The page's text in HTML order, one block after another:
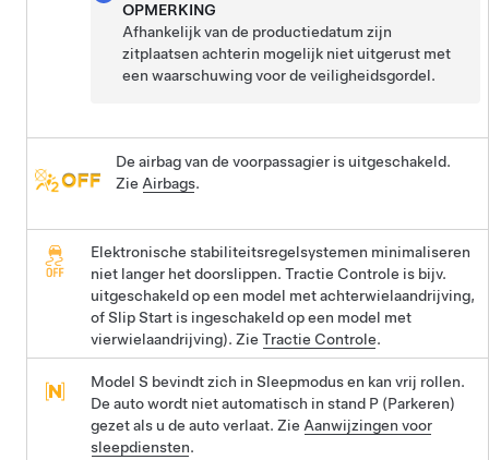
OPMERKING
Afhankelijk van de productiedatum zijn
zitplaatsen achterin mogelijk niet uitgerust met
een waarschuwing voor de veiligheidsgordel.
De airbag van de voorpassagier is uitgeschakeld.
Zie Airbags.
Elektronische stabiliteitsregelsystemen minimaliseren
niet langer het doorslippen. Tractie Controle is bijv.
uitgeschakeld op een model met achterwielaandrijving,
of Slip Start is ingeschakeld op een model met
vierwielaandrijving). ZieTractie Controle.
Model S bevindt zich inSleepmodusen kan vrij rollen.
De auto wordt niet automatisch in stand P (Parkeren)
gezet als u de auto verlaat. Zie Aanwijzingen voor
sleepdiensten.